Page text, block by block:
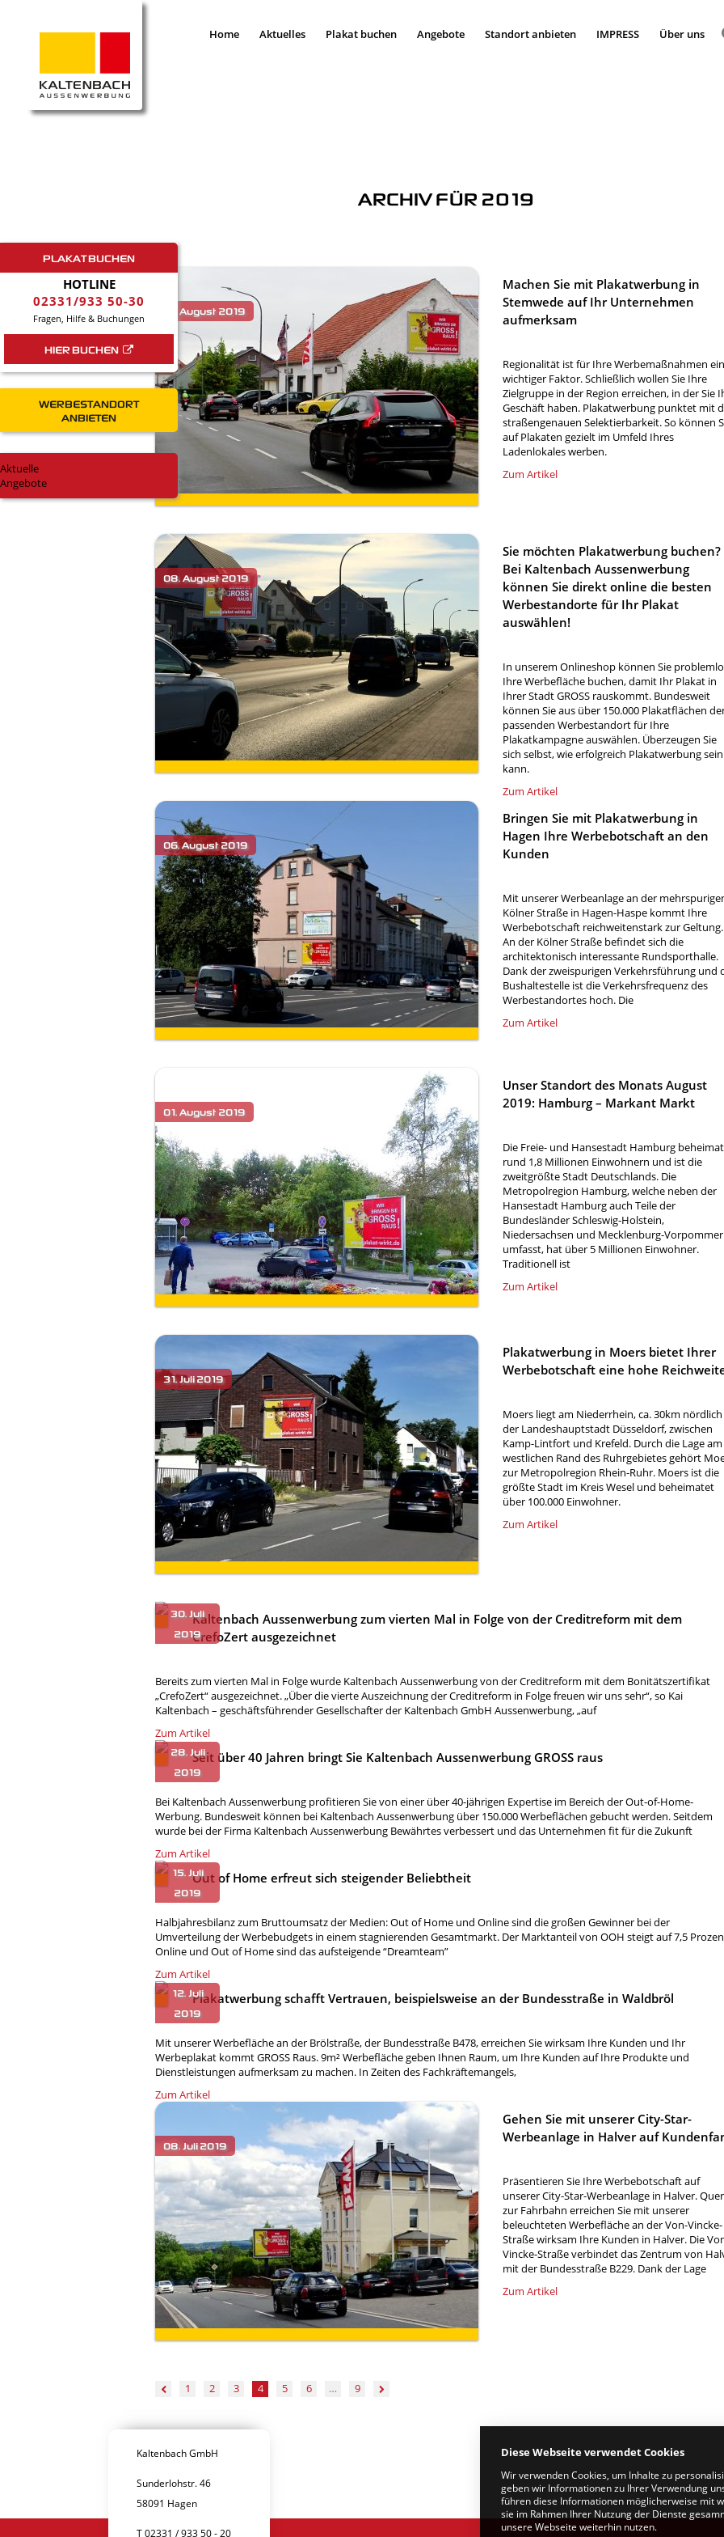
Home Aktuelles Plakat buchen Angebote Standort anbieten IMPRESS Über uns
ARCHIV FÜR 2019
Machen Sie mit Plakatwerbung in
Stemwede auf Ihr Unternehmen
aufmerksam
Regionalität ist für Ihre Werbemaßnahmen ein
wichtiger Faktor. Schließlich wollen Sie Ihre
Zielgruppe in der Region erreichen, in der Sie
Geschäft haben. Plakatwerbung punktet mit
straßengenauen Selektierbarkeit. So können
auf Plakaten gezielt im Umfeld Ihres
Ladenlokales werben.
Zum Artikel
Sie möchten Plakatwerbung buchen?
Bei Kaltenbach Aussenwerbung
können Sie direkt online die besten
Werbestandorte für Ihr Plakat
auswählen!
In unserem Onlineshop können Sie
Ihre Werbefläche buchen, damit Ihr Plakat in
Ihrer Stadt GROSS rauskommt. Bundesweit
können Sie aus über 150.000 Plakatflächen
passenden Werbestandort für Ihre
Plakatkampagne auswählen. Überzeugen Sie
sich selbst, wie erfolgreich Plakatwerbung sein
kann.
Zum Artikel
Bringen Sie mit Plakatwerbung in
Hagen Ihre Werbebotschaft an den
Kunden
Mit unserer Werbeanlage an der
Kölner Straße in Hagen-Haspe kommt Ihre
Werbebotschaft reichweitenstark zur Geltung.
An der Kölner Straße befindet sich die
architektonisch interessante Rundsporthalle.
Dank der zweispurigen Verkehrsführung und
Bushaltestelle ist die Verkehrsfrequenz des
Werbestandortes hoch. Die
Zum Artikel
Unser Standort des Monats August
2019: Hamburg – Markant Markt
Die Freie- und Hansestadt Hamburg
rund 1,8 Millionen Einwohnern und ist die
zweitgrößte Stadt Deutschlands. Die
Metropolregion Hamburg, welche neben der
Hansestadt Hamburg auch Teile der
Bundesländer Schleswig-Holstein,
Niedersachsen und Mecklenburg-
umfasst, hat über 5 Millionen Einwohner.
Traditionell ist
Zum Artikel
Plakatwerbung in Moers bietet Ihrer
Werbebotschaft eine hohe
Moers liegt am Niederrhein, ca. 30km nördlich
der Landeshauptstadt Düsseldorf, zwischen
Kamp-Lintfort und Krefeld. Durch die Lage am
westlichen Rand des Ruhrgebietes gehört
zur Metropolregion Rhein-Ruhr. Moers ist die
größte Stadt im Kreis Wesel und beheimatet
über 100.000 Einwohner.
Zum Artikel
Kaltenbach Aussenwerbung zum vierten Mal in Folge von der Creditreform mit dem
CrefoZert ausgezeichnet
Bereits zum vierten Mal in Folge wurde Kaltenbach Aussenwerbung von der Creditreform mit dem Bonitätszertifikat
„CrefoZert“ ausgezeichnet. „Über die vierte Auszeichnung der Creditreform in Folge freuen wir uns sehr“, so Kai
Kaltenbach – geschäftsführender Gesellschafter der Kaltenbach GmbH Aussenwerbung, „auf
Zum Artikel
Seit über 40 Jahren bringt Sie Kaltenbach Aussenwerbung GROSS raus
Bei Kaltenbach Aussenwerbung profitieren Sie von einer über 40-jährigen Expertise im Bereich der Out-of-Home-
Werbung. Bundesweit können bei Kaltenbach Aussenwerbung über 150.000 Werbeflächen gebucht werden. Seitdem
wurde bei der Firma Kaltenbach Aussenwerbung Bewährtes verbessert und das Unternehmen fit für die Zukunft
Zum Artikel
Out of Home erfreut sich steigender Beliebtheit
Halbjahresbilanz zum Bruttoumsatz der Medien: Out of Home und Online sind die großen Gewinner bei der
Umverteilung der Werbebudgets in einem stagnierenden Gesamtmarkt. Der Marktanteil von OOH steigt auf 7,5
Online und Out of Home sind das aufsteigende “Dreamteam”
Zum Artikel
Plakatwerbung schafft Vertrauen, beispielsweise an der Bundesstraße in Waldbröl
Mit unserer Werbefläche an der Brölstraße, der Bundesstraße B478, erreichen Sie wirksam Ihre Kunden und Ihr
Werbeplakat kommt GROSS Raus. 9m² Werbefläche geben Ihnen Raum, um Ihre Kunden auf Ihre Produkte und
Dienstleistungen aufmerksam zu machen. In Zeiten des Fachkräftemangels,
Zum Artikel
Gehen Sie mit unserer City-Star-
Werbeanlage in Halver auf
Präsentieren Sie Ihre Werbebotschaft auf
unserer City-Star-Werbeanlage in Halver. Quer
zur Fahrbahn erreichen Sie mit unserer
beleuchteten Werbefläche an der Von-Vincke-
Straße wirksam Ihre Kunden in Halver. Die
Vincke-Straße verbindet das Zentrum von
mit der Bundesstraße B229. Dank der Lage
Zum Artikel
1 2 3 4 5 6 … 9
Kaltenbach GmbH
Sunderlohstr. 46
58091 Hagen
T 02331 / 933 50 - 20
PLAKAT BUCHEN
HOTLINE
02331/933 50-30
Fragen, Hilfe & Buchungen
HIER BUCHEN
WERBESTANDORT
ANBIETEN
Aktuelle
Angebote
Diese Webseite verwendet Cookies
Wir verwenden Cookies, um Inhalte zu
geben wir Informationen zu Ihrer Verwendung
führen diese Informationen möglicherweise mit
sie im Rahmen Ihrer Nutzung der Dienste
unsere Webseite weiterhin nutzen.